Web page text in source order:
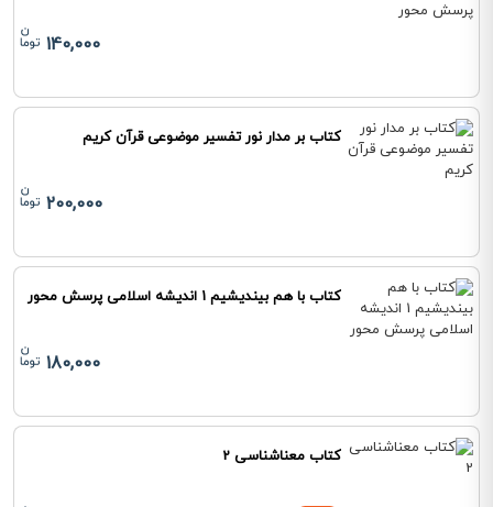
140,000
کتاب بر مدار نور تفسیر موضوعی قرآن کریم
200,000
کتاب با هم بیندیشیم 1 اندیشه اسلامی پرسش محور
180,000
کتاب معناشناسی 2